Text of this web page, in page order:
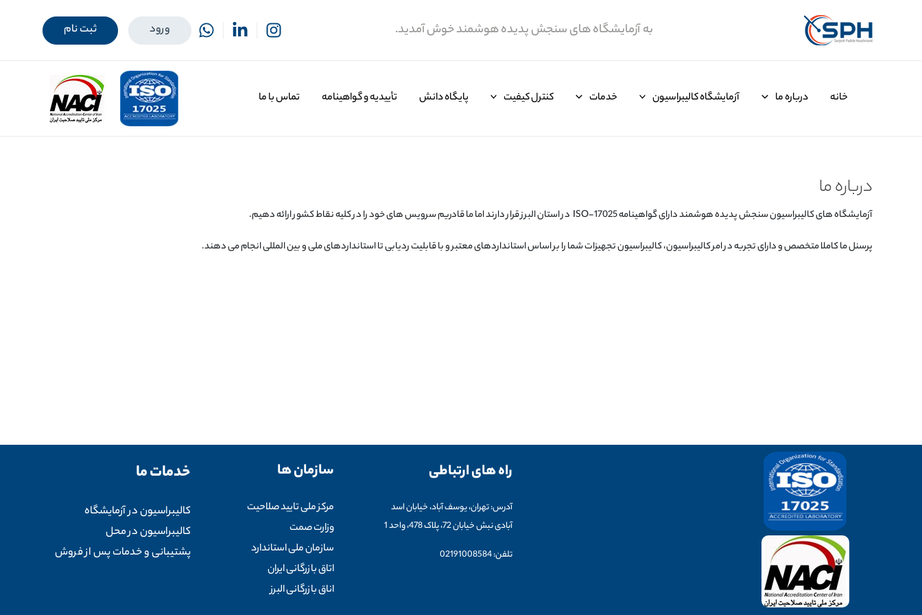
به آزمایشگاه های سنجش پدیده هوشمند خوش آمدید. ورود ثبت نام
خانه درباره ما آزمایشگاه کالیبراسیون خدمات کنترل کیفیت پایگاه دانش تأییدیه و گواهینامه تماس با ما
درباره ما
آزمایشگاه های کالیبراسیون سنجش پدیده هوشمند دارای گواهینامه ISO-17025 در استان البرز قرار دارند اما ما قادریم سرویس های خود را در کلیه نقاط کشور ارائه دهیم.
پرسنل ما کاملا متخصص و دارای تجربه در امر کالیبراسیون، کالیبراسیون تجهیزات شما را بر اساس استانداردهای معتبر و با قابلیت ردیابی تا استانداردهای ملی و بین المللی انجام می دهند.
راه های ارتباطی
آدرس: تهران، یوسف آباد، خیابان اسد
آبادی نبش خیابان 72، پلاک 478، واحد 1
تلفن: 02191008584
سازمان ها
مرکز ملی تایید صلاحیت
وزارت صمت
سازمان ملی استاندارد
اتاق بازرگانی ایران
اناق بازرگانی البرز
خدمات ما
کالیبراسیون در آزمایشگاه
کالیبراسیون در محل
پشتیبانی و خدمات پس از فروش